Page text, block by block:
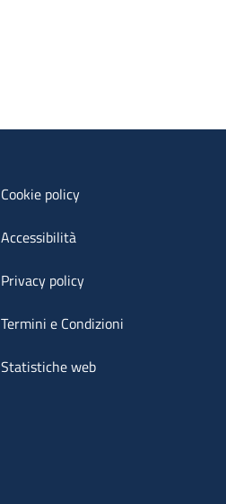
Cookie policy
Accessibilità
Privacy policy
Termini e Condizioni
Statistiche web